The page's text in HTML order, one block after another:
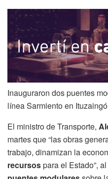
Inauguraron dos puentes
línea Sarmiento en Ituzaingó
El ministro de Transporte,
martes que “las obras
trabajo, dinamizan la
recursospara el Estado”,